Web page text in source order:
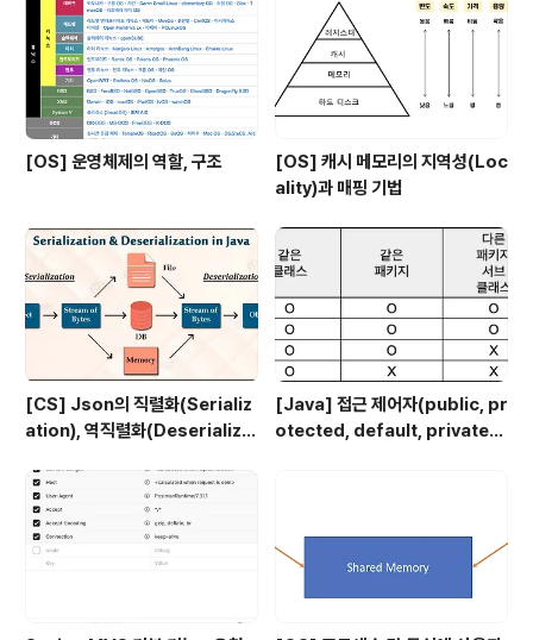
[OS] 운영체제의 역할, 구조
[OS] 캐시 메모리의 지역성(Loc
ality)과 매핑 기법
[CS] Json의 직렬화(Serializ
ation), 역직렬화(Deserializa
[Java] 접근 제어자(public, pr
otected, default, private)